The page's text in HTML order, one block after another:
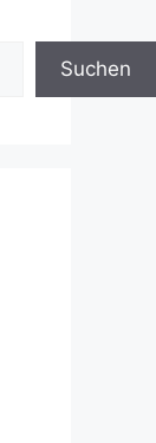
Suchen